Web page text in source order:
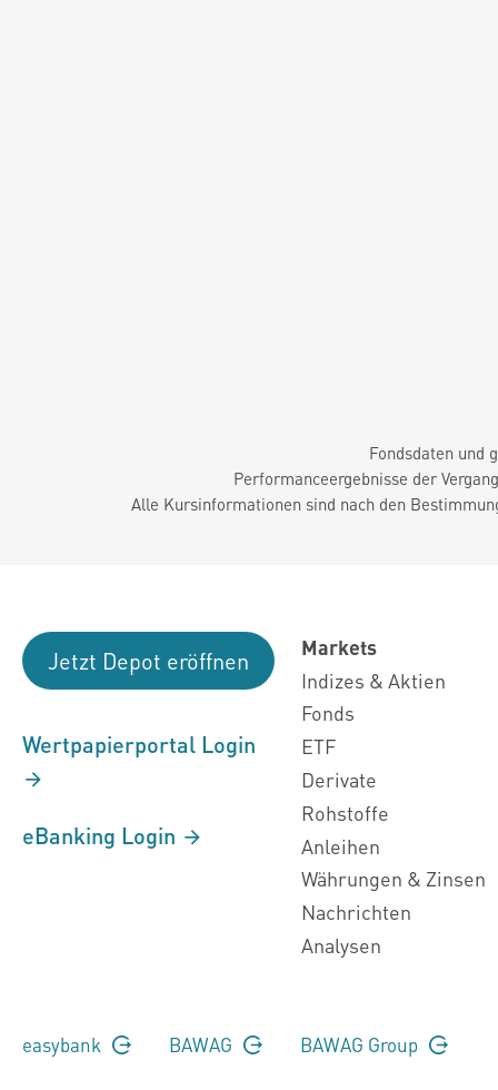
Fondsdaten und
Performanceergebnisse der
Alle Kursinformationen sind nach den
Jetzt Depot eröffnen
Wertpapierportal Login
eBanking Login
Markets
Indizes & Aktien
Fonds
ETF
Derivate
Rohstoffe
Anleihen
Währungen & Zinsen
Nachrichten
Analysen
easybank BAWAG BAWAG Group